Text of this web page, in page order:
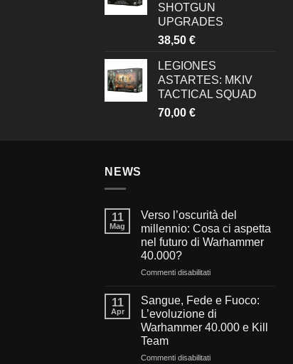
SHOTGUN
UPGRADES
38,50 €
LEGIONES
ASTARTES: MKIV
TACTICAL SQUAD
70,00 €
NEWS
11
Mag
Verso l’oscurità del
millennio: Cosa ci aspetta
nel futuro di Warhammer
40.000?
Commenti disabilitatisu
l’oscurità
del
millennio:
Cosa
aspetta
11
Apr
Sangue, Fede e Fuoco:
L’evoluzione di
Warhammer 40.000 e Kill
Team
Commenti disabilitatisu